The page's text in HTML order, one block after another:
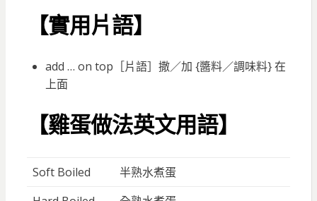
【實用片語】
add … on top［片語］撒／加 {醬料／調味料} 在
上面
【雞蛋做法英文用語】
Soft Boiled
半熟水煮蛋